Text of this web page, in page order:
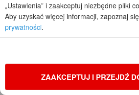
zdjęcie 17 z 37
zdjęcie 19 z 37
„Ustawienia” i zaakceptuj niezbędne pliki
Aby uzyskać więcej informacji, zapoznaj
prywatności.
ZAAKCEPTUJ I PRZEJDŹ